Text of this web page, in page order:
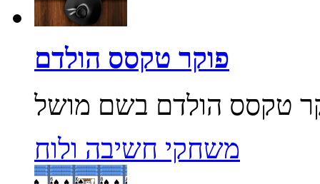
פוקר טקסס הולדם
משחקי חשיבה ולוח